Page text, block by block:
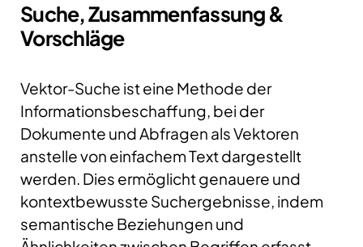
Suche, Zusammenfassung &
Vorschläge
Vektor-Suche ist eine Methode der
Informationsbeschaffung, bei der
Dokumente und Abfragen als Vektoren
anstelle von einfachem Text dargestellt
werden. Dies ermöglicht genauere und
kontextbewusste Suchergebnisse, indem
semantische Beziehungen und